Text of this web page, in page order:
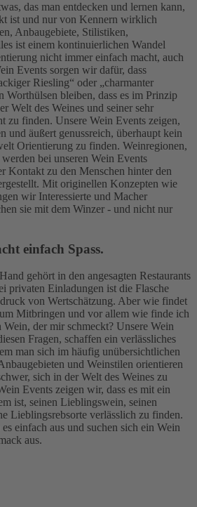
das man entdecken und lernen kann,
ist und nur von Kennern wirklich
Anbaugebiete, Stilistiken,
ist einem kontinuierlichen Wandel
nicht immer einfach macht, auch
Events sorgen wir dafür, dass
Riesling“ oder „charmanter
Worthülsen bleiben, dass es im Prinzip
Welt des Weines und seiner sehr
zu finden. Unsere Wein Events zeigen,
und äußert genussreich, überhaupt kein
Orientierung zu finden. Weinregionen,
bei unseren Wein Events
Kontakt zu den Menschen hinter den
Mit originellen Konzepten wie
wir Interessierte und Macher
sie mit dem Winzer - und nicht nur
einfach Spass.
gehört in den angesagten Restaurants
privaten Einladungen ist die Flasche
von Wertschätzung. Aber wie findet
Mitbringen und vor allem wie finde ich
der mir schmeckt? Unsere Wein
Fragen, schaffen ein verlässliches
man sich im häufig unübersichtlichen
und Weinstilen orientieren
sich in der Welt des Weines zu
Events zeigen wir, dass es mit ein
ist, seinen Lieblingswein, seinen
Lieblingsrebsorte verlässlich zu finden.
einfach aus und suchen sich ein Wein
aus.